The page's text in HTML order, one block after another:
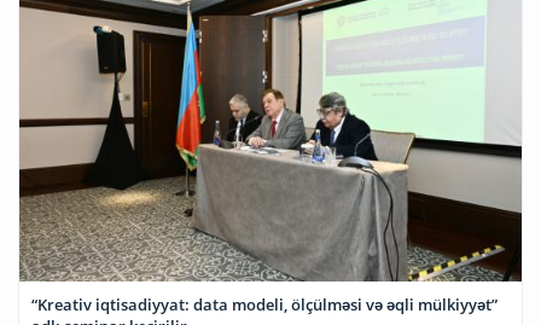
“Kreativ iqtisadiyyat: data modeli, ölçülməsi və əqli mülkiyyət”